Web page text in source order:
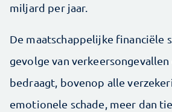
miljard per jaar.
De maatschappelijke financiële
gevolge van
bedraagt, bovenop alle
emotionele schade, meer dan